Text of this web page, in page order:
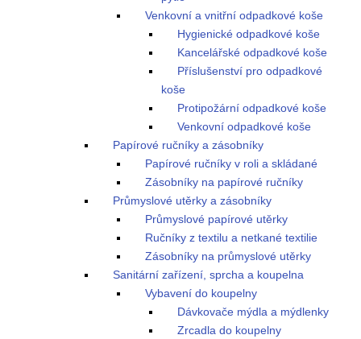
Venkovní a vnitřní odpadkové koše
Hygienické odpadkové koše
Kancelářské odpadkové koše
Příslušenství pro odpadkové
koše
Protipožární odpadkové koše
Venkovní odpadkové koše
Papírové ručníky a zásobníky
Papírové ručníky v roli a skládané
Zásobníky na papírové ručníky
Průmyslové utěrky a zásobníky
Průmyslové papírové utěrky
Ručníky z textilu a netkané textilie
Zásobníky na průmyslové utěrky
Sanitární zařízení, sprcha a koupelna
Vybavení do koupelny
Dávkovače mýdla a mýdlenky
Zrcadla do koupelny